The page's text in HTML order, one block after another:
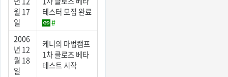
월 17
일
테스터 모집 완료
#
2006
년 12
월 18
일
케니의 마법캠프
1차 클로즈 베타
테스트 시작